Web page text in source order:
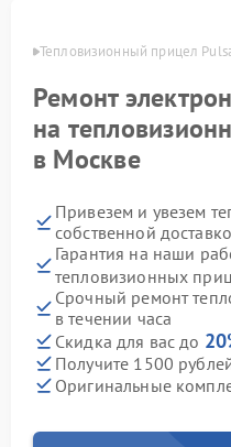
Тепловизионный прицел
Ремонт
на
в Москве
Привезем и увезем
собственной
Гарантия на наши
тепловизионных
Срочный ремонт
в течении часа
Скидка для вас до
Получите 1500
Оригинальные